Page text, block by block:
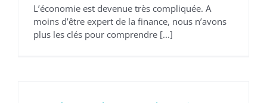
L’économie est devenue très compliquée. A
moins d’être expert de la finance, nous n’avons
plus les clés pour comprendre [...]